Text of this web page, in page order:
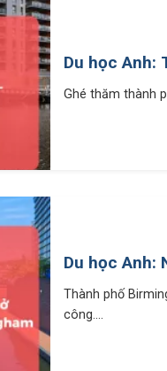
Du học Anh:
Ghé thăm thành
Du học Anh:
Thành phố
công....